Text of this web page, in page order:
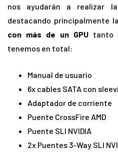
nos ayudarán a realizar
destacando principalmente la
con más de un GPU tanto
tenemos en total:
Manual de usuario
6x cables SATA con
Adaptador de corriente
Puente CrossFire AMD
Puente SLI NVIDIA
2x Puentes 3-Way SLI